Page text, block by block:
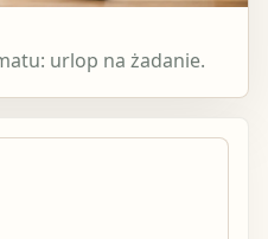
urlop na żadanie.